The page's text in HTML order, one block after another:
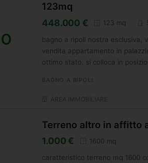
123mq
448.000 € 123 mq
bagno a ripoli nostra esclusiva,
vendita appartamento in
ottimo stato. si colloca in
Terreno altro in affitto
1.000 € 1600 mq
caratteristico terreno mq 1600